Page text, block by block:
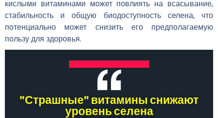
кислыми витаминами может повлиять на всасывание,
стабильность и общую биодоступность селена, что
потенциально может снизить его предполагаемую
пользу для здоровья.
"Страшные" витамины снижают
уровень селена